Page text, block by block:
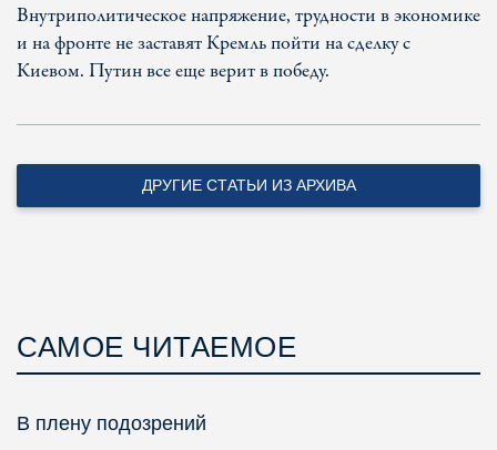
Внутриполитическое напряжение, трудности в экономике
и на фронте не заставят Кремль пойти на сделку с
Киевом. Путин все еще верит в победу.
ДРУГИЕ СТАТЬИ ИЗ АРХИВА
САМОЕ ЧИТАЕМОЕ
В плену подозрений